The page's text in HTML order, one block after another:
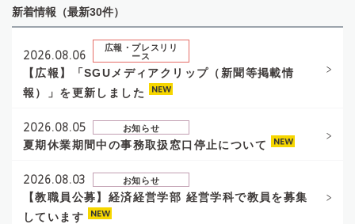
新着情報（最新30件）
2026.08.06
広報・プレスリリ
ース
【広報】「SGUメディアクリップ（新聞等掲載情
報）」を更新しました
2026.08.05 お知らせ
夏期休業期間中の事務取扱窓口停止について
2026.08.03 お知らせ
【教職員公募】経済経営学部 経営学科で教員を募集
しています